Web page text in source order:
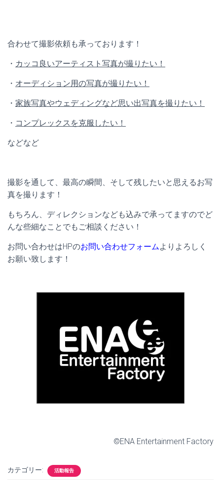
合わせて撮影依頼も承っております！
・ カッコ良いアーティスト写真が撮りたい！
・ オーディション用の写真が撮りたい！
・ 家族写真やウェディングなど思い出写真を撮りたい！
・ コンプレックスを克服したい！
などなど
撮影を通して、最高の瞬間、そして残したいと思えるお写
真を撮ります！
もちろん、ディレクションなども込みで承ってますのでど
んな些細なことでもご相談ください！
お問い合わせはHPのお問い合わせフォームよりよろしく
お願い致します！
©ENA Entertainment Factory
カテゴリー: 活動報告